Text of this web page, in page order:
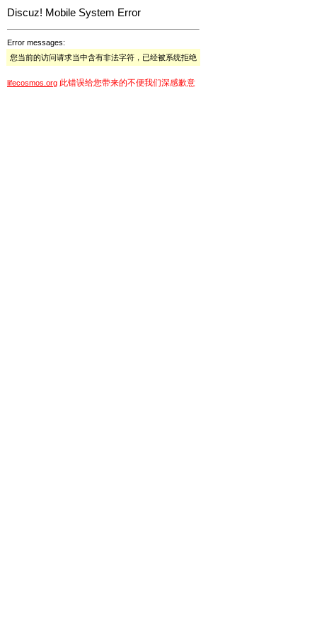
Discuz! Mobile System Error
Error messages:
您当前的访问请求当中含有非法字符，已经被系统拒绝
lifecosmos.org 此错误给您带来的不便我们深感歉意